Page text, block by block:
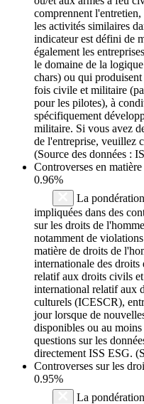
comprennent l'entretien,
les activités similaires
indicateur est défini de
également les
le domaine de la
chars) ou qui
fois civile et militaire
pour les pilotes), à
spécifiquement
militaire. Si vous avez
de l'entreprise, veuillez
(Source des données :
Controverses en
0.96%
La
impliquées dans des
sur les droits de
notamment de
matière de droits de
internationale des
relatif aux droits civils
international relatif aux
culturels (ICESCR),
jour lorsque de
disponibles ou au
questions sur les
directement ISS ESG.
Controverses sur les
0.95%
La